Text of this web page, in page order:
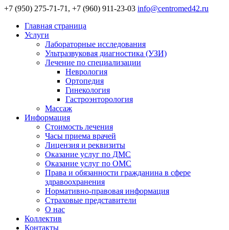
+7 (950) 275-71-71, +7 (960) 911-23-03 info@centromed42.ru
Главная страница
Услуги
Лабораторные исследования
Ультразвуковая диагностика (УЗИ)
Лечение по специализации
Неврология
Ортопедия
Гинекология
Гастроэнторология
Массаж
Информация
Стоимость лечения
Часы приема врачей
Лицензия и реквизиты
Оказание услуг по ДМС
Оказание услуг по ОМС
Права и обязанности гражданина в сфере
здравоохранения
Нормативно-правовая информация
Страховые представители
О нас
Коллектив
Контакты